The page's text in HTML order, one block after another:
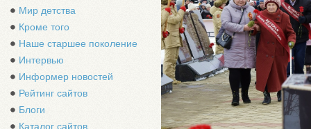
Мир детства
Кроме того
Наше старшее поколение
Интервью
Информер новостей
Рейтинг сайтов
Блоги
Каталог сайтов